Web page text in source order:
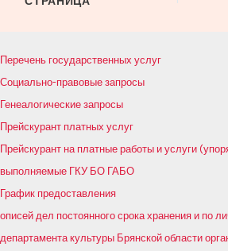
Перечень государственных услуг
Социально-правовые запросы
Генеалогические запросы
Прейскурант платных услуг
Прейскурант на платные работы и услуги
выполняемые ГКУ БО ГАБО
График предоставления
описей дел постоянного срока хранения и по
департамента культуры Брянской области